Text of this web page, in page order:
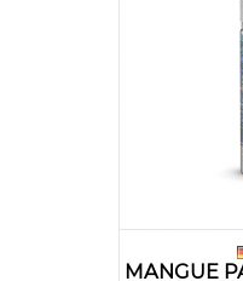
MANGUE